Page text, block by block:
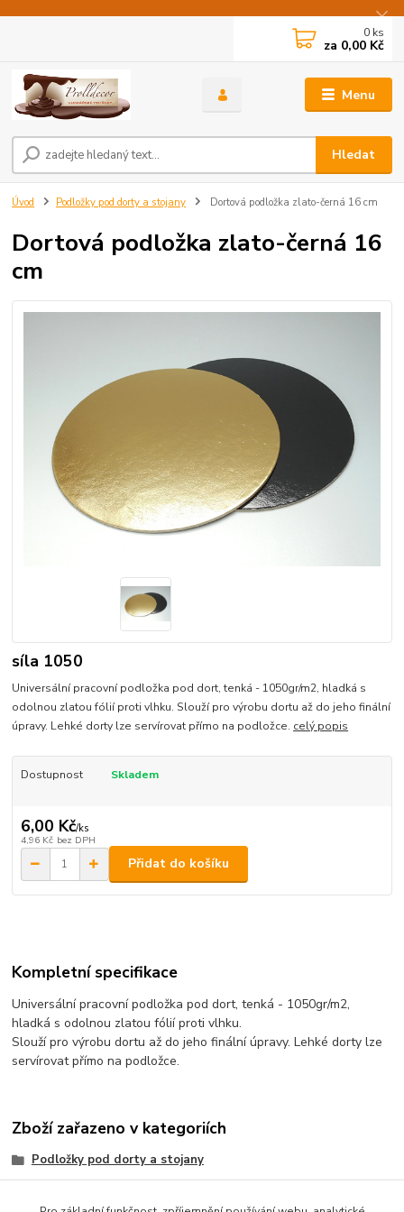
Menu
Hledat
0 ks
za 0,00 Kč
Úvod Podložky pod dorty a stojany Dortová podložka zlato-černá 16 cm
Dortová podložka zlato-černá 16
cm
síla 1050
Universální pracovní podložka pod dort, tenká - 1050gr/m2, hladká s
odolnou zlatou fólií proti vlhku. Slouží pro výrobu dortu až do jeho finální
úpravy. Lehké dorty lze servírovat přímo na podložce. celý popis
Dostupnost Skladem
6,00 Kč/ks
4,96 Kč bez DPH
Přidat do košíku
Kompletní specifikace
Universální pracovní podložka pod dort, tenká - 1050gr/m2,
hladká s odolnou zlatou fólií proti vlhku.
Slouží pro výrobu dortu až do jeho finální úpravy. Lehké dorty lze
servírovat přímo na podložce.
Zboží zařazeno v kategoriích
Podložky pod dorty a stojany